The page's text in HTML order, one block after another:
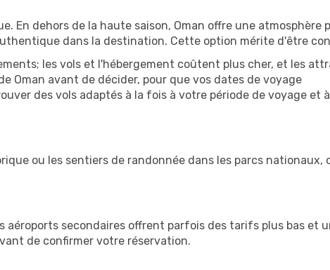
En dehors de la haute saison, Oman offre une atmosphère
dans la destination. Cette option mérite d'être
les vols et l'hébergement coûtent plus cher, et les
Oman avant de décider, pour que vos dates de voyage
des vols adaptés à la fois à votre période de voyage et
ou les sentiers de randonnée dans les parcs nationaux,
aéroports secondaires offrent parfois des tarifs plus bas et
de confirmer votre réservation.